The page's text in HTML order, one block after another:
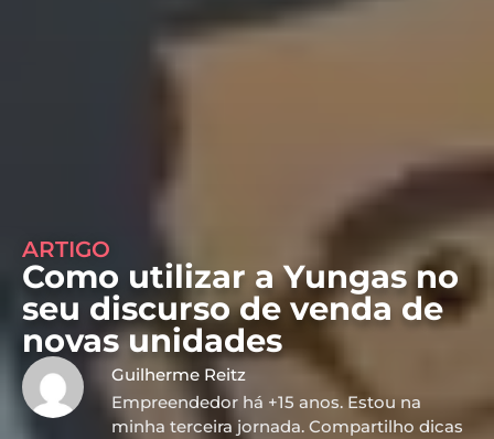
ARTIGO
Como utilizar a Yungas no
seu discurso de venda de
novas unidades
Guilherme Reitz
Empreendedor há +15 anos. Estou na
minha terceira jornada. Compartilho dicas